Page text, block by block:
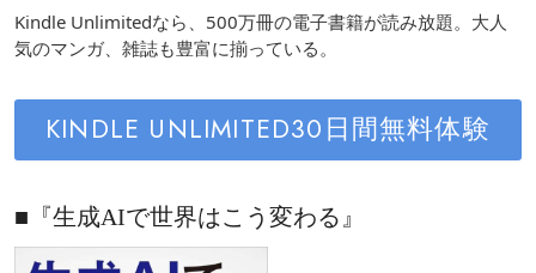
Kindle Unlimitedなら、500万冊の電子書籍が読み放題。大人
気のマンガ、雑誌も豊富に揃っている。
KINDLE UNLIMITED30日間無料体験
■『生成AIで世界はこう変わる』